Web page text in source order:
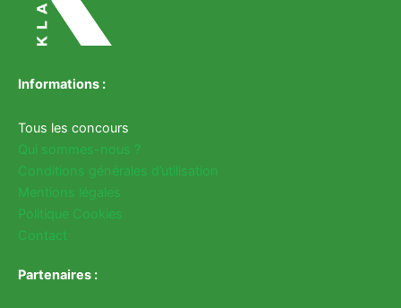
Informations :
Tous les concours
Qui sommes-nous ?
Conditions générales d’utilisation
Mentions légales
Politique Cookies
Contact
Partenaires :